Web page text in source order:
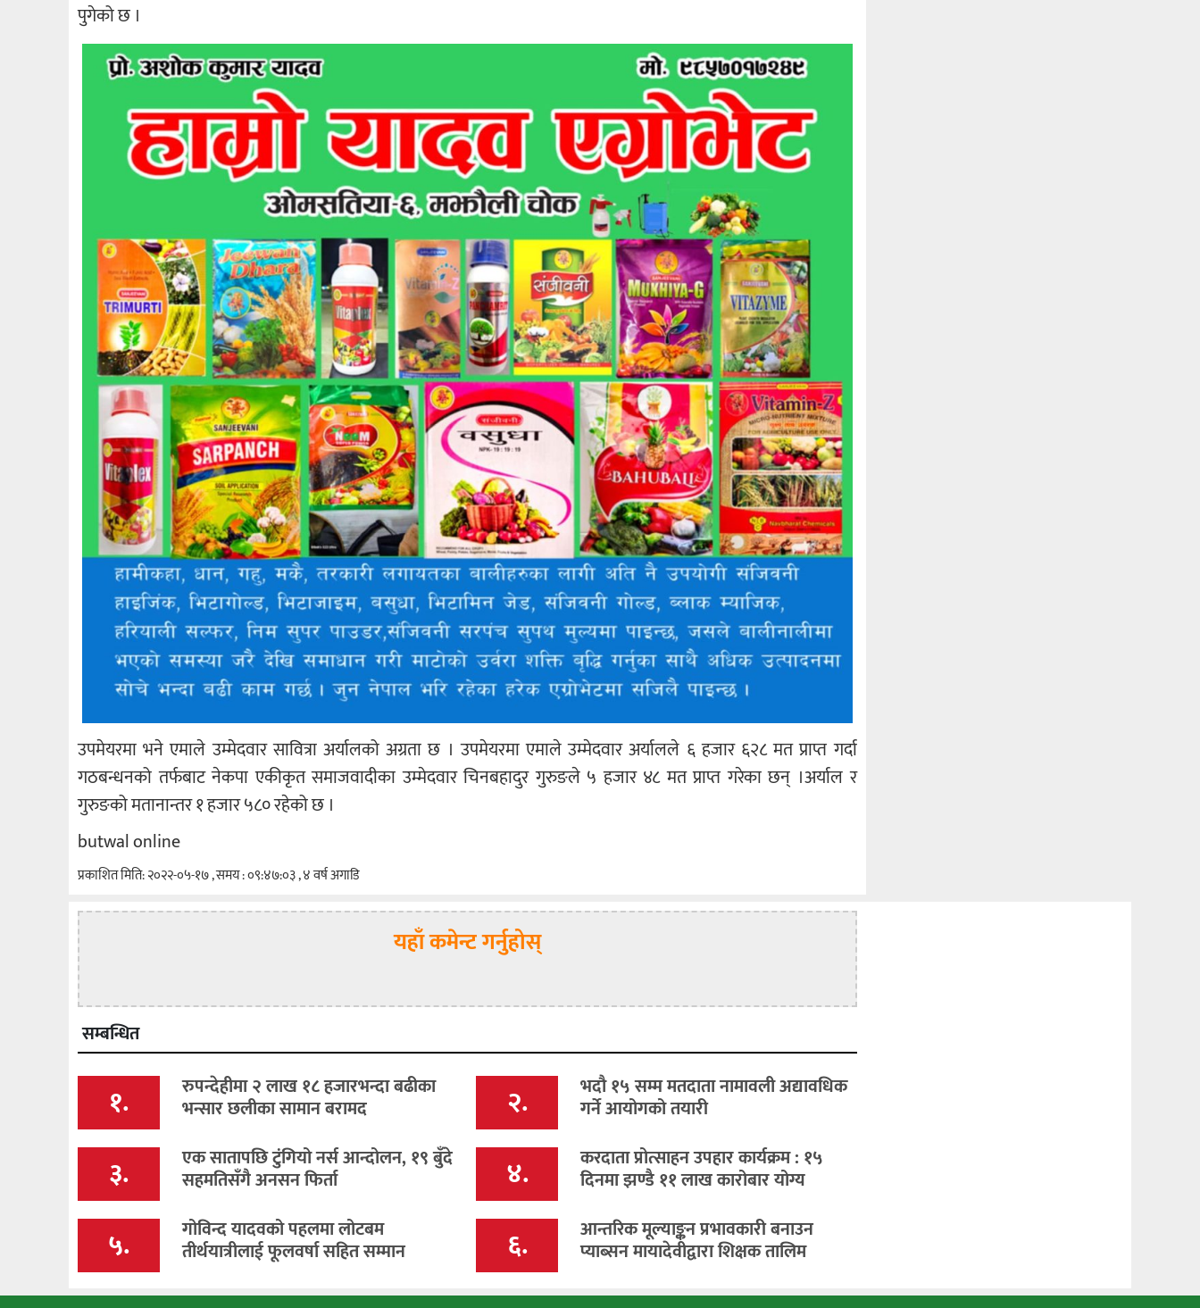
पुगेको छ ।
उपमेयरमा भने एमाले उम्मेदवार सावित्रा अर्यालको अग्रता छ । उपमेयरमा एमाले उम्मेदवार अर्यालले ६ हजार ६२८ मत प्राप्त गर्दा
गठबन्धनको तर्फबाट नेकपा एकीकृत समाजवादीका उम्मेदवार चिनबहादुर गुरुङले ५ हजार ४८ मत प्राप्त गरेका छन् ।अर्याल र
गुरुङको मतानान्तर १ हजार ५८० रहेको छ ।
butwal online
प्रकाशित मिति: २०२२-०५-१७ , समय : ०९:४७:०३ , ४ वर्ष अगाडि
यहाँ कमेन्ट गर्नुहोस्
सम्बन्धित
१. रुपन्देहीमा २ लाख १८ हजारभन्दा बढीका
भन्सार छलीका सामान बरामद २. भदौ १५ सम्म मतदाता नामावली अद्यावधिक
गर्ने आयोगको तयारी
३. एक सातापछि टुंगियो नर्स आन्दोलन, १९ बुँदे
सहमतिसँगै अनसन फिर्ता ४. करदाता प्रोत्साहन उपहार कार्यक्रम : १५
दिनमा झण्डै ११ लाख कारोबार योग्य
५. गोविन्द यादवको पहलमा लोटबम
तीर्थयात्रीलाई फूलवर्षा सहित सम्मान ६. आन्तरिक मूल्याङ्कन प्रभावकारी बनाउन
प्याब्सन मायादेवीद्वारा शिक्षक तालिम